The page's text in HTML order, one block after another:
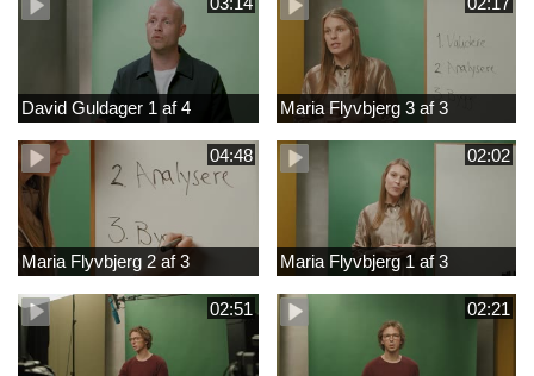
David Guldager 1 af 4 Maria Flyvbjerg 3 af 3
04:48
Maria Flyvbjerg 2 af 3
02:02
Maria Flyvbjerg 1 af 3
02:51 02:21